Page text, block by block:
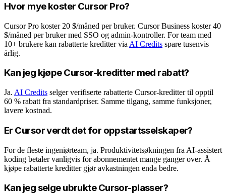
Hvor mye koster Cursor Pro?
Cursor Pro koster 20 $/måned per bruker. Cursor Business koster 40
$/måned per bruker med SSO og admin-kontroller. For team med
10+ brukere kan rabatterte kreditter via AI Credits spare tusenvis
årlig.
Kan jeg kjøpe Cursor-kreditter med rabatt?
Ja. AI Credits selger verifiserte rabatterte Cursor-kreditter til opptil
60 % rabatt fra standardpriser. Samme tilgang, samme funksjoner,
lavere kostnad.
Er Cursor verdt det for oppstartsselskaper?
For de fleste ingeniørteam, ja. Produktivitetsøkningen fra AI-assistert
koding betaler vanligvis for abonnementet mange ganger over. Å
kjøpe rabatterte kreditter gjør avkastningen enda bedre.
Kan jeg selge ubrukte Cursor-plasser?